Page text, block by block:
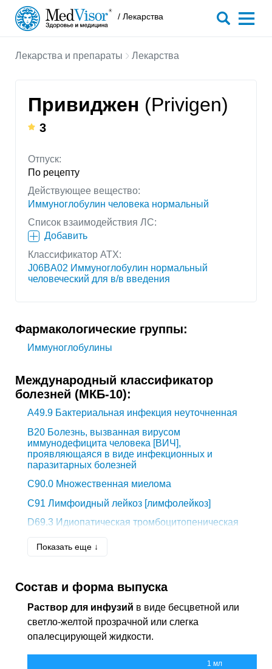
/ Лекарства
Лекарства и препараты Лекарства
Привиджен (Privigen)
3
Отпуск:
По рецепту
Действующее вещество:
Иммуноглобулин человека нормальный
Список взаимодействия ЛС:
Добавить
Классификатор АТХ:
J06BA02 Иммуноглобулин нормальный
человеческий для в/в введения
Фармакологические группы:
Иммуноглобулины
Международный классификатор
болезней (МКБ-10):
A49.9 Бактериальная инфекция неуточненная
B20 Болезнь, вызванная вирусом
иммунодефицита человека [ВИЧ],
проявляющаяся в виде инфекционных и
паразитарных болезней
C90.0 Множественная миелома
C91 Лимфоидный лейкоз [лимфолейкоз]
D69.3 Идиопатическая тромбоцитопеническая
D80Иммунодефициты с преимущественной
D80.0Наследственная гипогаммаглобулинемия
D81
Комбинированные иммунодефициты
D82.0Синдром Вискотта-Олдрича
D84.9Иммунодефицит неуточненный
Демиелинизирующая болезнь центральной
Показать еще ↓
Состав и форма выпуска
Раствор для инфузий в виде бесцветной или
светло-желтой прозрачной или слегка
опалесцирующей жидкости.
1 мл